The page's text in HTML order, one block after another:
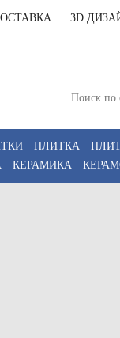
3D
ПЛИТКА
КЕРАМИКА